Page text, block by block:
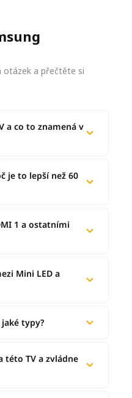
otázek a přečtěte si
a co to znamená v
je to lepší než 60
1 a ostatními
Mini LED a
typy?
této TV a zvládne